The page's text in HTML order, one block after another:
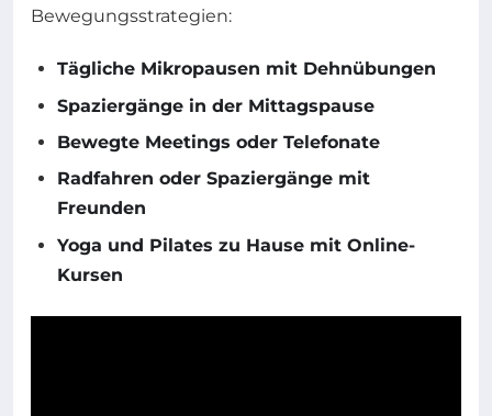
Bewegungsstrategien:
Tägliche Mikropausen mit Dehnübungen
Spaziergänge in der Mittagspause
Bewegte Meetings oder Telefonate
Radfahren oder Spaziergänge mit
Freunden
Yoga und Pilates zu Hause mit Online-
Kursen